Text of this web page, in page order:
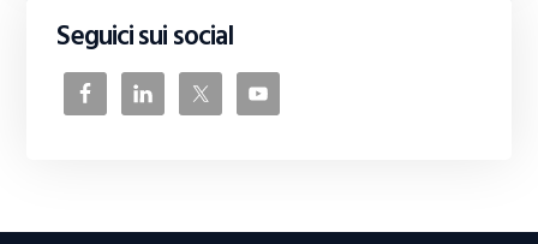
Seguici sui social